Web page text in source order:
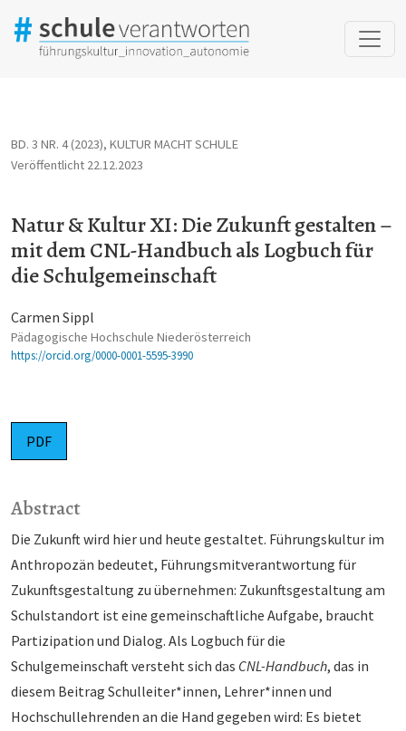
BD. 3 NR. 4 (2023), KULTUR MACHT SCHULE
Natur & Kultur XI: Die Zukunft gestalten –
mit dem CNL-Handbuch als Logbuch für
die Schulgemeinschaft
Veröffentlicht 22.12.2023
Carmen Sippl
Pädagogische Hochschule Niederösterreich
https://orcid.org/0000-0001-5595-3990
PDF
Abstract
Die Zukunft wird hier und heute gestaltet. Führungskultur im
Anthropozän bedeutet, Führungsmit­ver­antwortung für
Zukunftsgestaltung zu übernehmen: Zukunftsgestaltung am
Schulstandort ist eine ge­meinschaftliche Aufgabe, braucht
Partizipation und Dialog. Als Logbuch für die
Schulgemeinschaft ver­steht sich das CNL-Handbuch, das in
diesem Beitrag Schulleiter*innen, Lehrer*innen und
Hochschul­leh­renden an die Hand gegeben wird: Es bietet